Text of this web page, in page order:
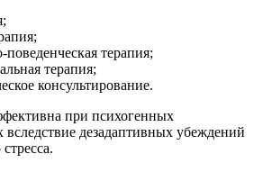
поведенческая терапия;
терапия;
консультирование.
при психогенных
вследствие дезадаптивных убеждений